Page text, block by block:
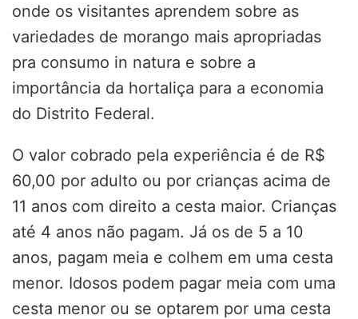
onde os visitantes aprendem sobre as
variedades de morango mais apropriadas
pra consumo in natura e sobre a
importância da hortaliça para a economia
do Distrito Federal.
O valor cobrado pela experiência é de R$
60,00 por adulto ou por crianças acima de
11 anos com direito a cesta maior. Crianças
até 4 anos não pagam. Já os de 5 a 10
anos, pagam meia e colhem em uma cesta
menor. Idosos podem pagar meia com uma
cesta menor ou se optarem por uma cesta